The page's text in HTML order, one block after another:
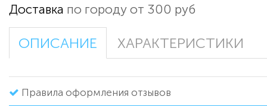
Доставка по городу от 300 руб
ОПИСАНИЕ ХАРАКТЕРИСТИКИ
Правила оформления отзывов